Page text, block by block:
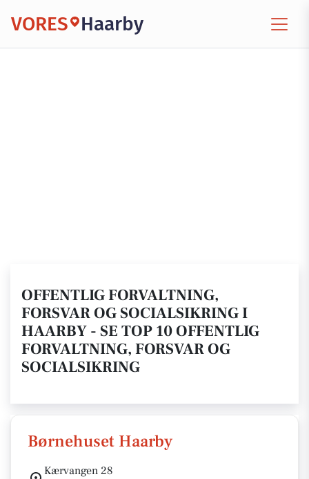
VORES Haarby
OFFENTLIG FORVALTNING,
FORSVAR OG SOCIALSIKRING I
HAARBY - SE TOP 10 OFFENTLIG
FORVALTNING, FORSVAR OG
SOCIALSIKRING
Børnehuset Haarby
Kærvangen 28